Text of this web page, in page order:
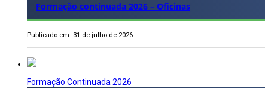
Formação continuada 2026 – Oficinas
Publicado em: 31 de julho de 2026
Formação Continuada 2026